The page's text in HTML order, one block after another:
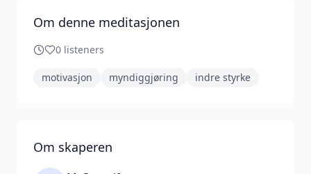
Om denne meditasjonen
0 listeners
motivasjon myndiggjøring indre styrke
Om skaperen